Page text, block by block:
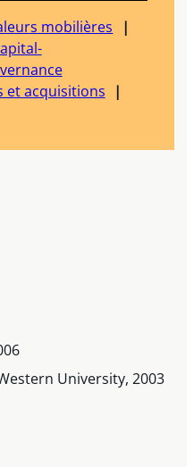
mobilières
et acquisitions
University, 2003